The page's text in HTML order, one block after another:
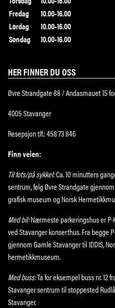
Fredag
10.00-16.00
Lørdag
10.00-16.00
Søndag
10.00-16.00
HER FINNER DU OSS
Øvre Strandgate 88 / Andasmauet 15
4005 Stavanger
Resepsjon tlf.: 458 73 846
Finn veien:
Til fots/på sykkel:Ca. 10 minutters
sentrum, følg Øvre Strandgate
grafisk museum og Norsk
Med bil:Nærmeste parkeringshus er P-
ved Stavanger konserthus. Fra begge
gjennom Gamle Stavanger til IDDIS,
hermetikkmuseum.
Med buss:Ta for eksempel buss nr. 12
Stavanger sentrum til stoppested
Stavanger.